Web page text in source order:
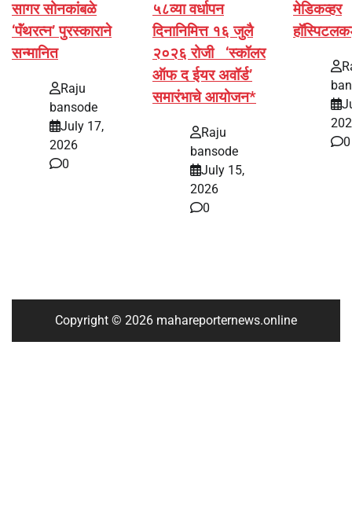
सागर सोनकांबळे
‘पॅंथरत्न’ पुरस्काराने
सन्मानित
Raju
bansode
July 17,
2026
0
५८व्या वर्धापन
दिनानिमित्त १६ जुलै
२०२६ रोजी ‘स्कॉलर
ऑफ द ईयर अवॉर्ड’
समारंभाचे आयोजन*
Raju
bansode
July 15,
2026
0
मेडिकव्हर
0
Copyright © 2026 mahareporternews.online